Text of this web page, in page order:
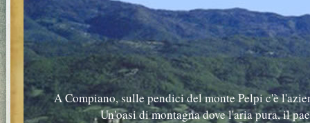
A Compiano, sulle pendici del monte Pelpi c'è
Un'oasi di montagna dove l'aria pura, il